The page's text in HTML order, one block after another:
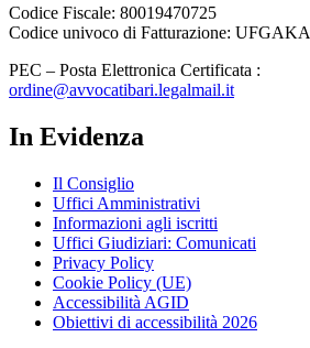
Codice Fiscale: 80019470725
Codice univoco di Fatturazione: UFGAKA
PEC – Posta Elettronica Certificata :
ordine@avvocatibari.legalmail.it
In Evidenza
Il Consiglio
Uffici Amministrativi
Informazioni agli iscritti
Uffici Giudiziari: Comunicati
Privacy Policy
Cookie Policy (UE)
Accessibilità AGID
Obiettivi di accessibilità 2026